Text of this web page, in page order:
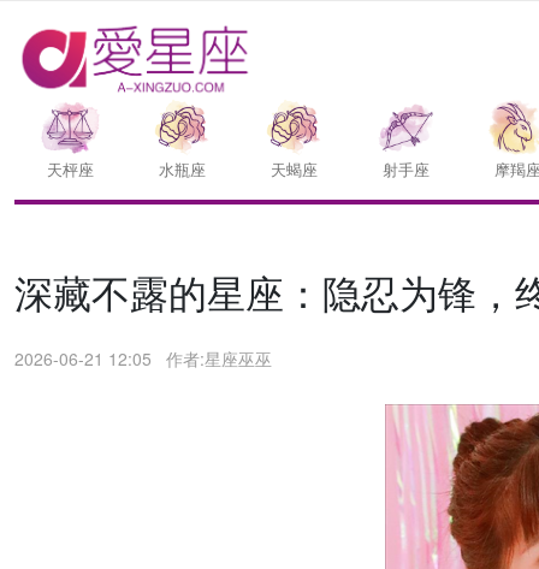
天枰座 水瓶座 天蝎座 射手座 摩羯
深藏不露的星座：隐忍为锋，
2026-06-21 12:05 作者:星座巫巫